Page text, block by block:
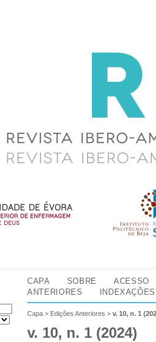
CAPA SOBRE
ACESSO
ANTERIORES
INDEXAÇÕES
Capa > Edições Anteriores >v. 10, n. 1
v. 10, n. 1 (2024)